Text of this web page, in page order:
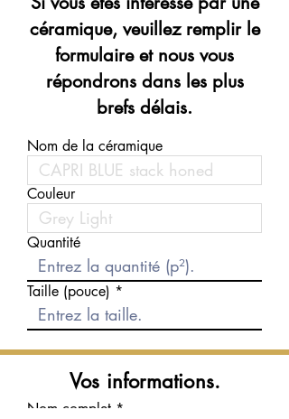
céramique, veuillez remplir le
formulaire et nous vous
répondrons dans les plus
brefs délais.
Nom de la céramique
Couleur
Quantité
Taille (pouce)
Vos informations.
Nom complet